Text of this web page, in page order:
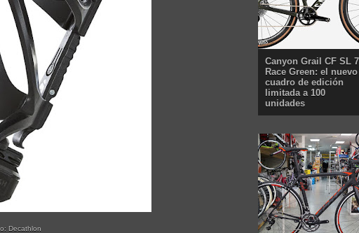
Decathlon
Canyon Grail CF SL 7
Race Green: el nuevo
cuadro de edición
limitada a 100
unidades